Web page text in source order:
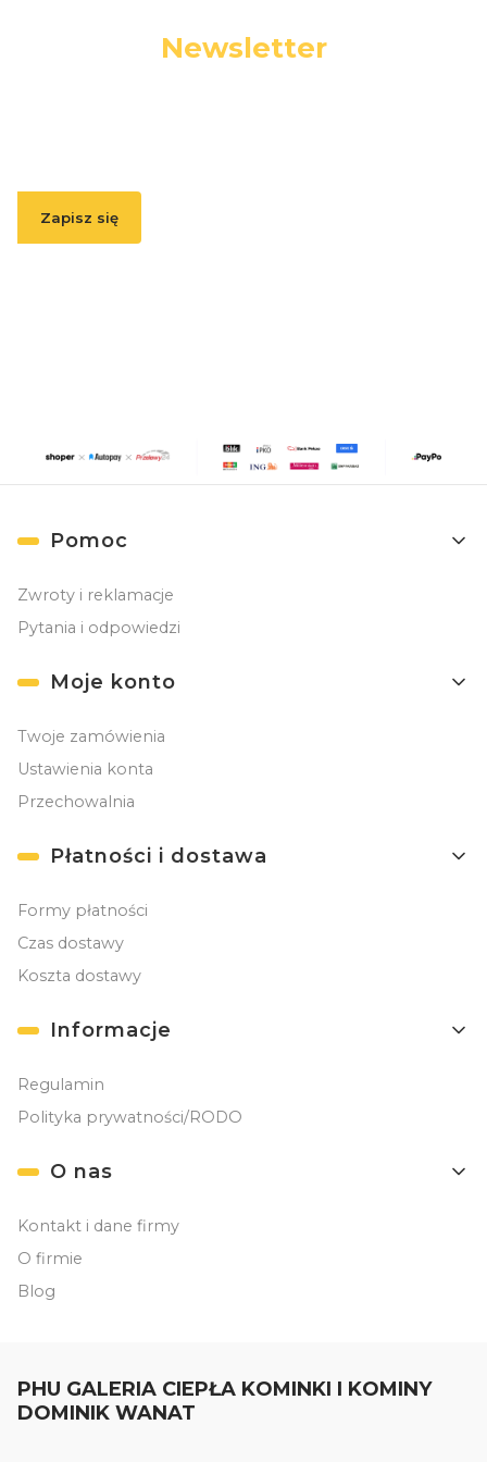
Newsletter
Zapisz się
Linki w stopce
Pomoc
Zwroty i reklamacje
Pytania i odpowiedzi
Moje konto
Twoje zamówienia
Ustawienia konta
Przechowalnia
Płatności i dostawa
Formy płatności
Czas dostawy
Koszta dostawy
Informacje
Regulamin
Polityka prywatności/RODO
O nas
Kontakt i dane firmy
O firmie
Blog
PHU GALERIA CIEPŁA KOMINKI I KOMINY
DOMINIK WANAT